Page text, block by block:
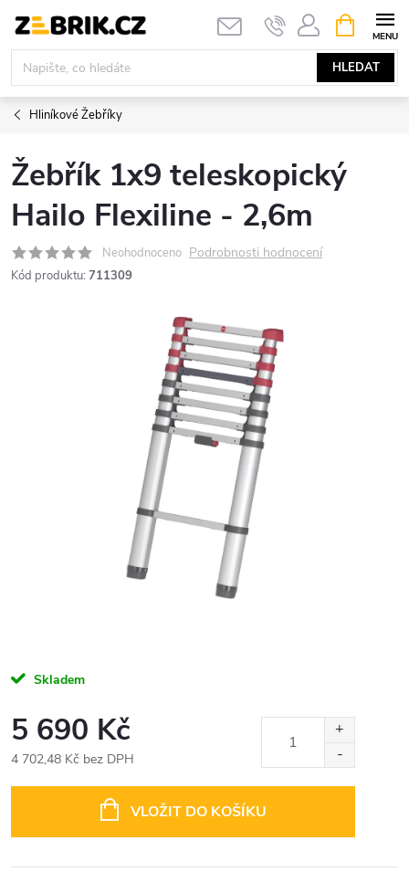
obsah
HLEDAT
NÁKUPNÍ
KOŠÍK
Hliníkové Žebříky
Žebřík 1x9 teleskopický
Hailo Flexiline - 2,6m
Neohodnoceno Podrobnosti hodnocení
Kód produktu: 711309
Skladem
5 690 Kč
4 702,48 Kč bez DPH
VLOŽIT DO KOŠÍKU